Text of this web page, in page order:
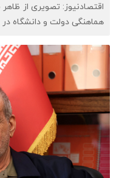
اقتصادنیوز: تصویری از
هماهنگی دولت و دانشگاه